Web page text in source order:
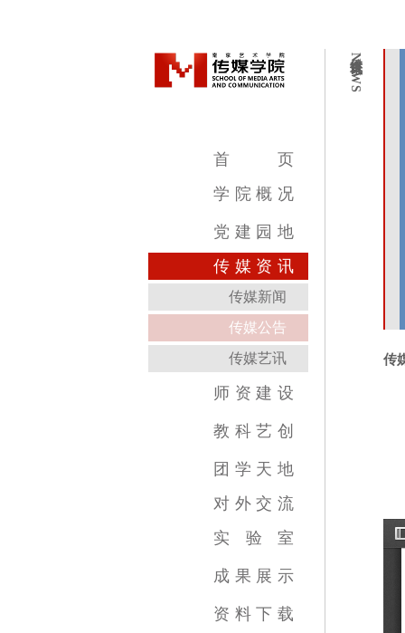
首
页
学 院 概 况
学院简介
学院领导
机构设置
教学设施
专业介绍
党 建 园 地
传 媒 资 讯
传媒新闻
传媒公告
传媒艺讯
师 资 建 设
广播电视编导专业
动画专业
数字媒体艺术专业
录音艺术专业
摄影专业
广告学专业
影视摄影与制作专业
基础部
教 科 艺 创
教育教学新闻
科研成果
艺术创作
团 学 天 地
对 外 交 流
实
验 室
国家示范中心
虚拟实践教育中心
传媒实验教学平台
虚拟仿真教学中心
跨学科综合训练中心
数字图像教育中心
成 果 展 示
视频类
数媒类
摄影类
广告类
录音类
美术类
资 料 下 载
NEWS
传